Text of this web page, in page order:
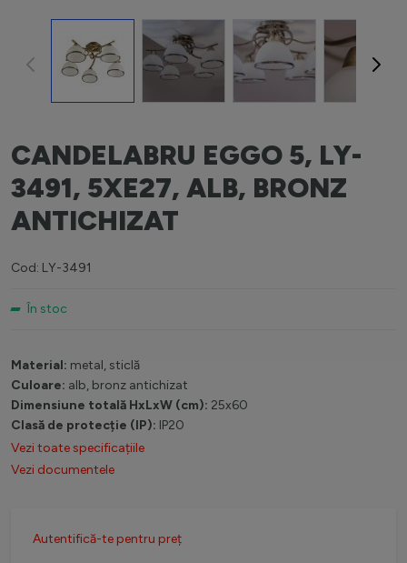
View larger imageView larger image
CANDELABRU EGGO 5, LY-
3491, 5XE27, ALB, BRONZ
ANTICHIZAT
Cod: LY-3491
În stoc
Material: metal, sticlă
Culoare: alb, bronz antichizat
Dimensiune totală HxLxW (cm): 25x60
Clasă de protecție (IP): IP20
Vezi toate specificațiile
Vezi documentele
Autentifică-te pentru preț